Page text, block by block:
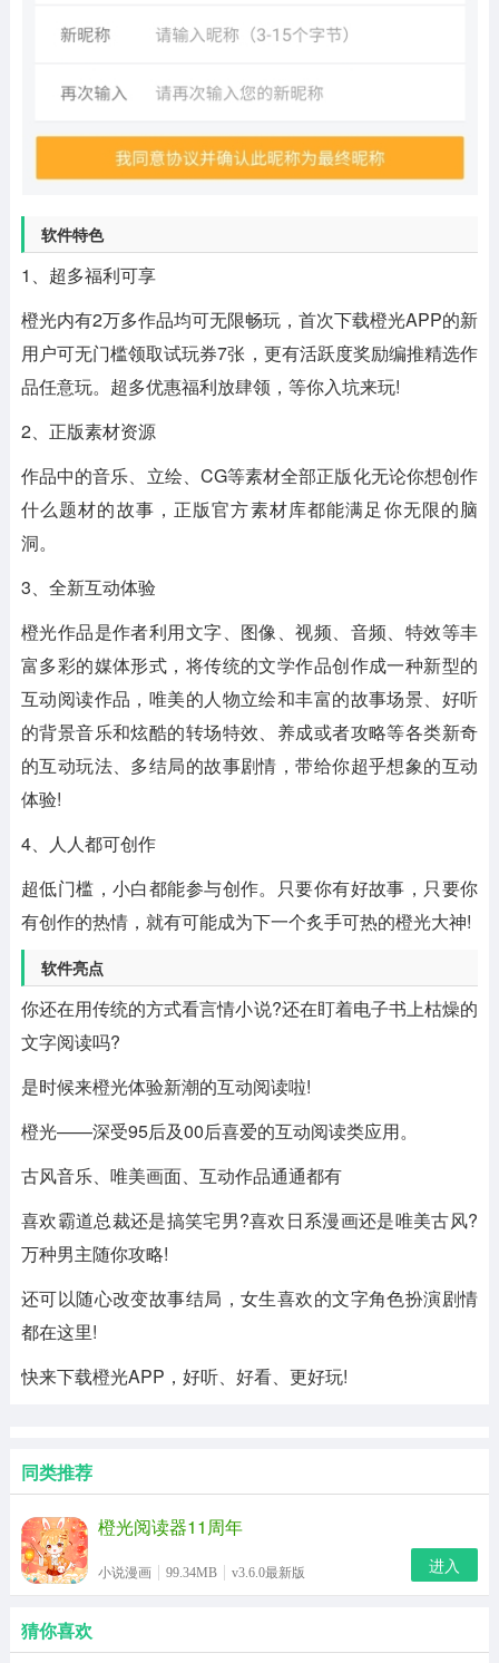
软件特色
1、超多福利可享
橙光内有2万多作品均可无限畅玩，首次下载橙光APP的新
用户可无门槛领取试玩券7张，更有活跃度奖励编推精选作
品任意玩。超多优惠福利放肆领，等你入坑来玩!
2、正版素材资源
作品中的音乐、立绘、CG等素材全部正版化无论你想创作
什么题材的故事，正版官方素材库都能满足你无限的脑
洞。
3、全新互动体验
橙光作品是作者利用文字、图像、视频、音频、特效等丰
富多彩的媒体形式，将传统的文学作品创作成一种新型的
互动阅读作品，唯美的人物立绘和丰富的故事场景、好听
的背景音乐和炫酷的转场特效、养成或者攻略等各类新奇
的互动玩法、多结局的故事剧情，带给你超乎想象的互动
体验!
4、人人都可创作
超低门槛，小白都能参与创作。只要你有好故事，只要你
有创作的热情，就有可能成为下一个炙手可热的橙光大神!
软件亮点
你还在用传统的方式看言情小说?还在盯着电子书上枯燥的
文字阅读吗?
是时候来橙光体验新潮的互动阅读啦!
橙光——深受95后及00后喜爱的互动阅读类应用。
古风音乐、唯美画面、互动作品通通都有
喜欢霸道总裁还是搞笑宅男?喜欢日系漫画还是唯美古风?
万种男主随你攻略!
还可以随心改变故事结局，女生喜欢的文字角色扮演剧情
都在这里!
快来下载橙光APP，好听、好看、更好玩!
同类推荐
橙光阅读器11周年
小说漫画 99.34MB v3.6.0最新版 进入
猜你喜欢